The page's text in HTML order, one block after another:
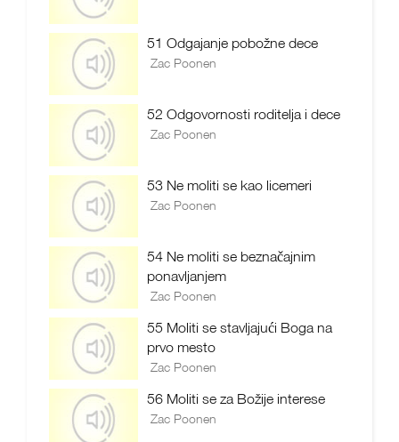
51 Odgajanje pobožne dece
Zac Poonen
52 Odgovornosti roditelja i dece
Zac Poonen
53 Ne moliti se kao licemeri
Zac Poonen
54 Ne moliti se beznačajnim
ponavljanjem
Zac Poonen
55 Moliti se stavljajući Boga na
prvo mesto
Zac Poonen
56 Moliti se za Božije interese
Zac Poonen